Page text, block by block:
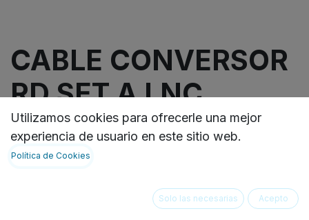
CABLE CONVERSOR
RD SET A LNC
Cable adaptador RD SET to LNC 1.5ft/0.5m
VER FICHA TECNICA:
https://ideasbiomedicas.odoo.com/document/
Not Available For Sale
Utilizamos cookies para ofrecerle una mejor
experiencia de usuario en este sitio web.
Política de Cookies
Solo las necesarias Acepto